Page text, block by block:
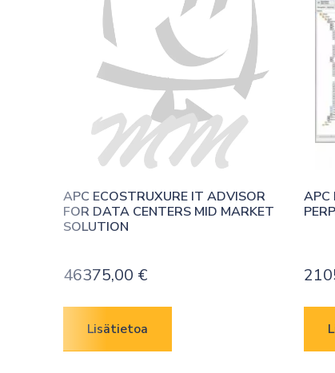
APC ECOSTRUXURE IT ADVISOR
FOR DATA CENTERS MID MARKET
SOLUTION
46375,00 €
Lisätietoa
APC